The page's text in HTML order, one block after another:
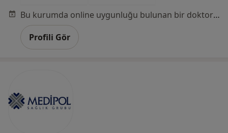
Bu kurumda online uygunluğu bulunan bir doktor veya uzman bulunamadı
Profili Gör